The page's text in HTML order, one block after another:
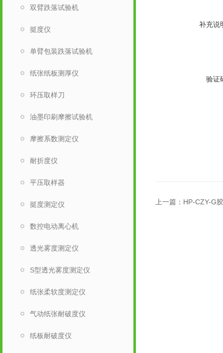
补充说
验证
上一篇： HP-CZY-G
双臂跌落试验机
挺度仪
单臂包装跌落试验机
纸张纸板测厚仪
环压取样刀
油墨印刷摩擦试验机
摩擦系数测定仪
耐折度仪
平压取样器
挺度测定仪
数控电动离心机
透光雾度测定仪
S型透光雾度测定仪
纸张柔软度测定仪
气动纸张耐破度仪
纸板耐破度仪